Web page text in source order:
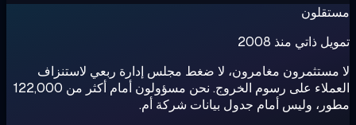
ذاتي منذ 2008
مستثمرون مغامرون، لا ضغط مجلس إدارة ربعي لاستنزاف
العملاء على رسوم الخروج. نحن مسؤولون أمام أكثر من 122,000
وليس أمام جدول بيانات شركة أم.